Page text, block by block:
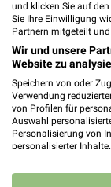
und klicken Sie auf den
Sie Ihre Einwilligung
Partnern mitgeteilt
Wir und unsere
Website zu
Speichern von oder
Verwendung
von Profilen für
Auswahl
Personalisierung von
personalisierter
Kombinationen von
Verbesserung der